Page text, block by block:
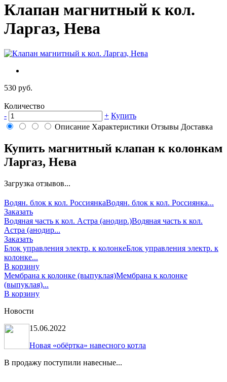
Клапан магнитный к кол.
Ларгаз, Нева
530 руб.
Количество
-
+ Купить
Описание Характеристики Отзывы Доставка
Купить магнитный клапан к колонкам
Ларгаз, Нева
Загрузка отзывов...
Водян. блок к кол. РоссиянкаВодян. блок к кол. Россиянка...
Заказать
Водяная часть к кол. Астра (анодир.)Водяная часть к кол.
Астра (анодир...
Заказать
Блок управления электр. к колонкеБлок управления электр. к
колонке...
В корзину
Мембрана к колонке (выпуклая)Мембрана к колонке
(выпуклая)...
В корзину
Новости
15.06.2022
Новая «обёртка» навесного котла
В продажу поступили навесные...